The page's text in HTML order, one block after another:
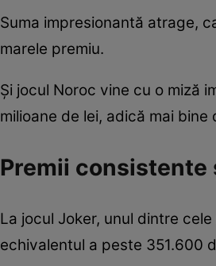
Suma impresionantă atrage,
marele premiu.
Și jocul Noroc vine cu o miză
milioane de lei, adică mai bine
Premii consistente
La jocul Joker, unul dintre
echivalentul a peste 351.600